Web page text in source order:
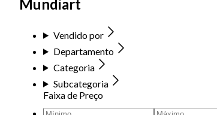
Mundiart
Vendido por
Departamento
Categoria
Subcategoria
Faixa de Preço